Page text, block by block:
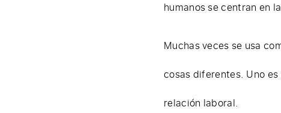
humanos se centran en
Muchas veces se usa
cosas diferentes. Uno
relación laboral.